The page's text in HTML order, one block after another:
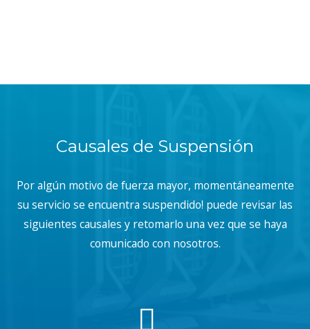
Causales de Suspensión
Por algún motivo de fuerza mayor, momentáneamente
su servicio se encuentra suspendido! puede revisar las
siguientes causales y retomarlo una vez que se haya
comunicado con nosotros.